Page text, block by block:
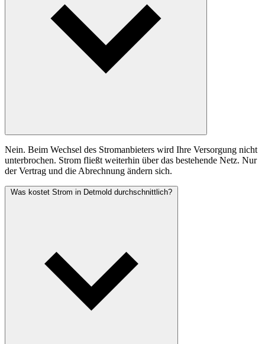
Nein. Beim Wechsel des Stromanbieters wird Ihre Versorgung nicht
unterbrochen. Strom fließt weiterhin über das bestehende Netz. Nur
der Vertrag und die Abrechnung ändern sich.
Was kostet Strom in Detmold durchschnittlich?